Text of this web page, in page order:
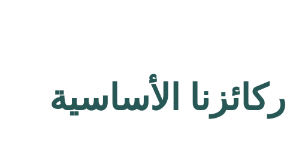
ركائزنا الأساسية